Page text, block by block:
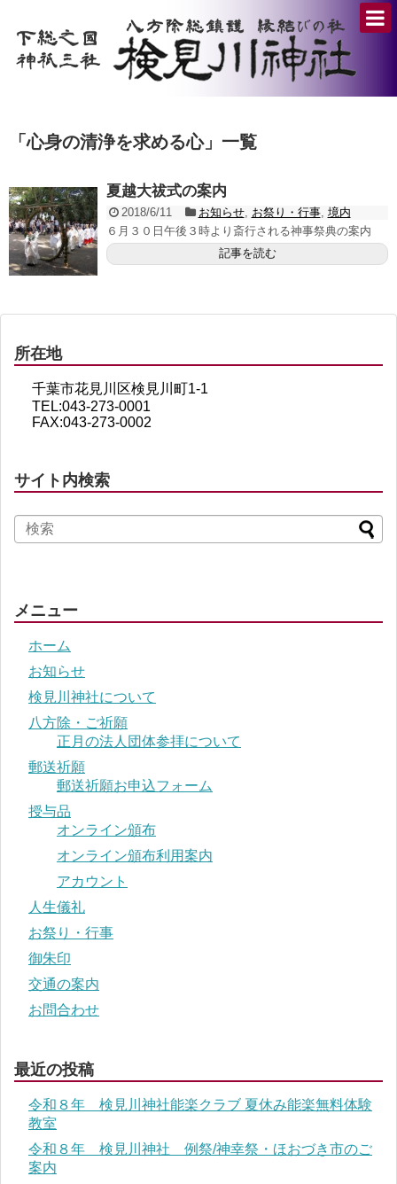
「心身の清浄を求める心」 一覧
夏越大祓式の案内
2018/6/11 お知らせ, お祭り・行事, 境内
６月３０日午後３時より斎行される神事祭典の案内
記事を読む
所在地
千葉市花見川区検見川町1-1
TEL:043-273-0001
FAX:043-273-0002
サイト内検索
メニュー
ホーム
お知らせ
検見川神社について
八方除・ご祈願
正月の法人団体参拝について
郵送祈願
郵送祈願お申込フォーム
授与品
オンライン頒布
オンライン頒布利用案内
アカウント
人生儀礼
お祭り・行事
御朱印
交通の案内
お問合わせ
最近の投稿
令和８年 検見川神社能楽クラブ 夏休み能楽無料体験
教室
令和８年 検見川神社 例祭/神幸祭・ほおづき市のご
案内